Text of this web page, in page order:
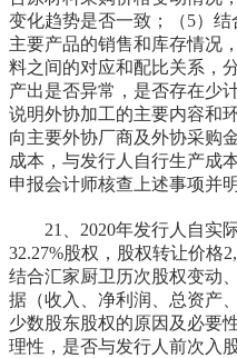
变化趋势是否一致；（5）
主要产品的销售和库存情况
料之间的对应和配比关系，
产出是否异常，是否存在少
说明外协加工的主要内容和
向主要外协厂商及外协采购
成本，与发行人自行生产成
申报会计师核查上述事项并
21、2020年发行人自实际
32.27%股权，股权转让价格
结合汇家厨卫历次股权变动
据（收入、净利润、总资产
少数股东股权的原因及必要
理性，是否与发行人前次入